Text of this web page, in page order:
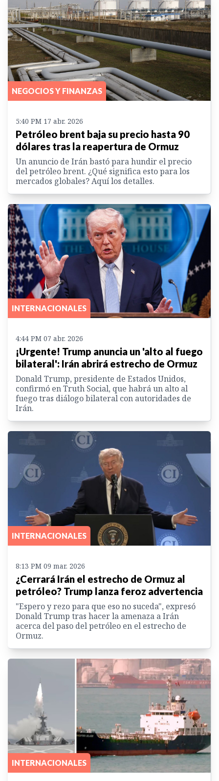
NEGOCIOS Y FINANZAS
5:40 PM 17 abr. 2026
Petróleo brent baja su precio hasta 90
dólares tras la reapertura de Ormuz
Un anuncio de Irán bastó para hundir el precio
del petróleo brent. ¿Qué significa esto para los
mercados globales? Aquí los detalles.
INTERNACIONALES
4:44 PM 07 abr. 2026
¡Urgente! Trump anuncia un 'alto al fuego
bilateral': Irán abrirá estrecho de Ormuz
Donald Trump, presidente de Estados Unidos,
confirmó en Truth Social, que habrá un alto al
fuego tras diálogo bilateral con autoridades de
Irán.
INTERNACIONALES
8:13 PM 09 mar. 2026
¿Cerrará Irán el estrecho de Ormuz al
petróleo? Trump lanza feroz advertencia
"Espero y rezo para que eso no suceda", expresó
Donald Trump tras hacer la amenaza a Irán
acerca del paso del petróleo en el estrecho de
Ormuz.
INTERNACIONALES